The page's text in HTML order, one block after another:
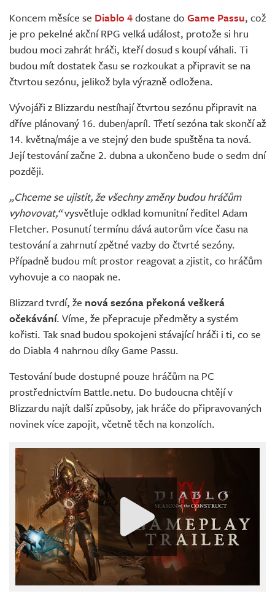
Živě
Koncem měsíce se Diablo 4dostane do Game Passu, což
je pro pekelné akční RPG velká událost, protože si hru
budou moci zahrát hráči, kteří dosud s koupí váhali. Ti
budou mít dostatek času se rozkoukat a připravit se na
čtvrtou sezónu, jelikož byla výrazně odložena.
Vývojáři z Blizzardu nestíhají čtvrtou sezónu připravit na
dříve plánovaný 16. duben/apríl. Třetí sezóna tak skončí až
14. května/máje a ve stejný den bude spuštěna ta nová.
Její testování začne 2. dubna a ukončeno bude o sedm dní
později.
„Chceme se ujistit, že všechny změny budou hráčům
vyhovovat,“vysvětluje odklad komunitní ředitel Adam
Fletcher. Posunutí termínu dává autorům více času na
testování a zahrnutí zpětné vazby do čtvrté sezóny.
Případně budou mít prostor reagovat a zjistit, co hráčům
vyhovuje a co naopak ne.
Blizzard tvrdí, že nová sezóna překoná veškerá
očekávání. Víme, že přepracuje předměty a systém
kořisti. Tak snad budou spokojeni stávající hráči i ti, co se
do Diabla 4 nahrnou díky Game Passu.
Testování bude dostupné pouze hráčům na PC
prostřednictvím Battle.netu. Do budoucna chtějí v
Blizzardu najít další způsoby, jak hráče do připravovaných
novinek více zapojit, včetně těch na konzolích.